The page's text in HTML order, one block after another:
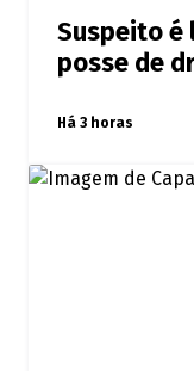
Suspeito é
posse de
Há 3 horas